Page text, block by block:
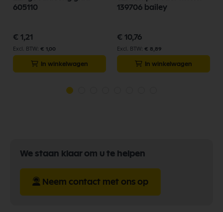
605110
€ 1,21
€ 1,00
In winkelwagen
139706 bailey
€ 10,76
€ 8,89
In winkelwagen
We staan klaar om u te helpen
Neem contact met ons op